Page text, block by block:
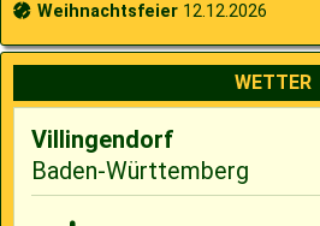
Weihnachtsfeier 12.12.2026
WETTER